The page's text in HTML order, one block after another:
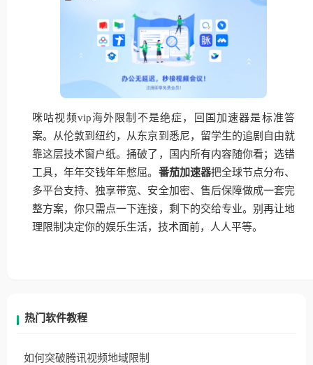
咪咕视频vip海外限制不是绝症，回国加速器是标准答
案。从伦敦到纽约，从东京到悉尼，留学生的追剧自由就
靠这层技术窗户纸。捅破了，国内所有内容随你看；选错
工具，年年交钱年年憋屈。 番茄加速器把全球节点分布、
多平台支持、独享带宽、安全加密、售后保障做成一套完
整方案，你只需点一下连接，剩下的交给专业。别再让地
理限制决定你的娱乐生活，技术面前，人人平等。
热门软件教程
如何突破腾讯视频地域限制